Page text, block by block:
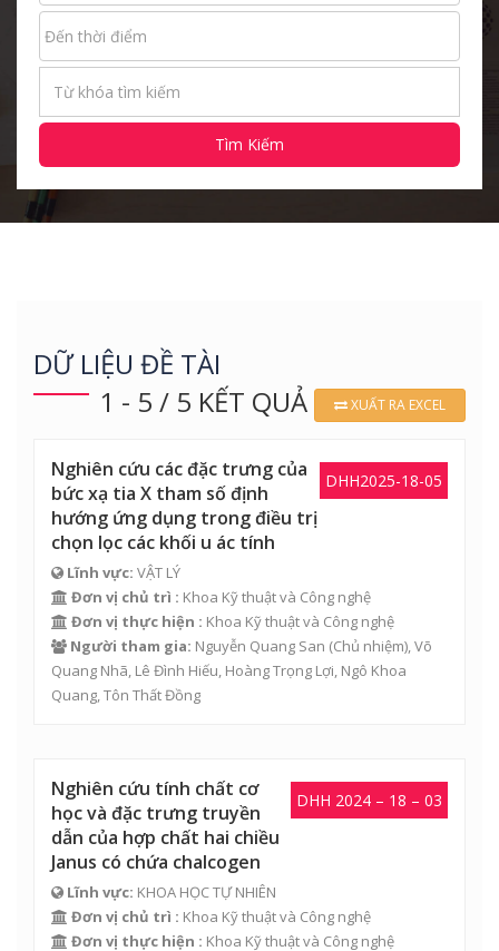
Tìm Kiếm
DỮ LIỆU ĐỀ TÀI
1 - 5 / 5 KẾT QUẢ
XUẤT RA EXCEL
DHH2025-18-05
Nghiên cứu các đặc trưng của
bức xạ tia X tham số định
hướng ứng dụng trong điều trị
chọn lọc các khối u ác tính
Lĩnh vực: VẬT LÝ
Đơn vị chủ trì : Khoa Kỹ thuật và Công nghệ
Đơn vị thực hiện : Khoa Kỹ thuật và Công nghệ
Người tham gia: Nguyễn Quang San (Chủ nhiệm),Võ
Quang Nhã, Lê Đình Hiếu, Hoàng Trọng Lợi, Ngô Khoa
Quang, Tôn Thất Đồng
DHH 2024 – 18 – 03
Nghiên cứu tính chất cơ
học và đặc trưng truyền
dẫn của hợp chất hai chiều
Janus có chứa chalcogen
Lĩnh vực: KHOA HỌC TỰ NHIÊN
Đơn vị chủ trì : Khoa Kỹ thuật và Công nghệ
Đơn vị thực hiện : Khoa Kỹ thuật và Công nghệ